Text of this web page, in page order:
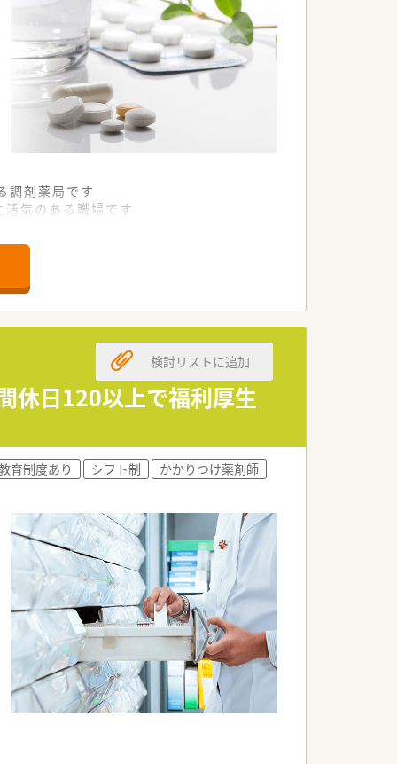
調剤薬局です
気のある職場です
と将来性を備えています
追求し続けている企業です
質の高い医療を提供します
上で決定されます
制も万全に整っています
組みが構築されています
プを全面的に支援します
ョブチェンジ制度も魅力です
とが可能な環境でございます
休日120以上で福利厚生
検討リストに追加
育制度あり シフト制
かかりつけ薬剤師